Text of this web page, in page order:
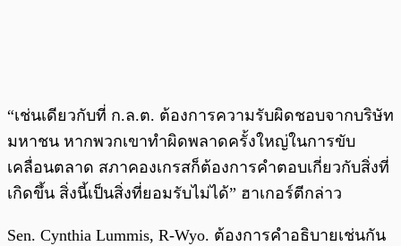
“เช่นเดียวกับที่ ก.ล.ต. ต้องการความรับผิดชอบจากบริษัท
มหาชน หากพวกเขาทำผิดพลาดครั้งใหญ่ในการขับ
เคลื่อนตลาด สภาคองเกรสก็ต้องการคำตอบเกี่ยวกับสิ่งที่
เกิดขึ้น สิ่งนี้เป็นสิ่งที่ยอมรับไม่ได้” ฮาเกอร์ตีกล่าว
Sen. Cynthia Lummis, R-Wyo. ต้องการคำอธิบายเช่นกัน